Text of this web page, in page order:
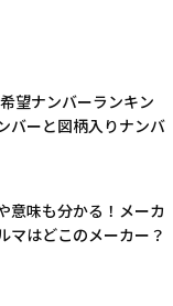
望ナンバーランキン
バーと図柄入りナンバ
意味も分かる！メーカ
マはどこのメーカー？